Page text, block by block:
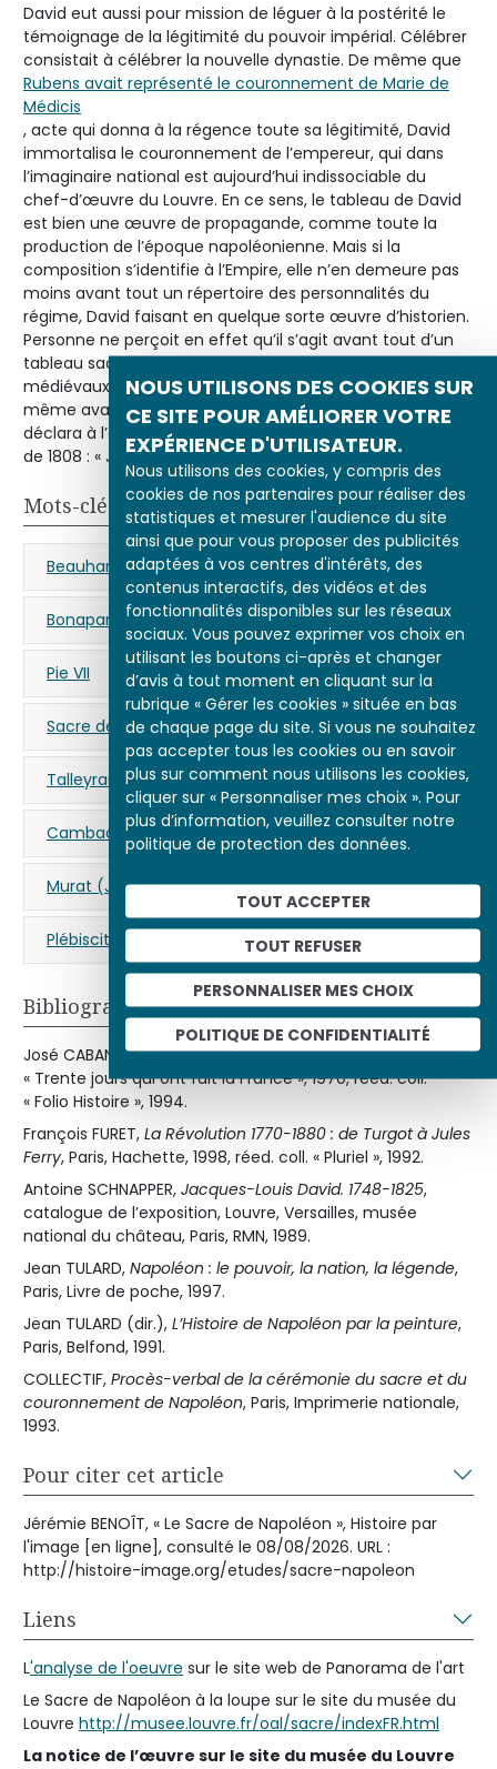
NOUS UTILISONS DES COOKIES SUR
CE SITE POUR AMÉLIORER VOTRE
EXPÉRIENCE D'UTILISATEUR.
Nous utilisons des cookies, y compris des
cookies de nos partenaires pour réaliser des
statistiques et mesurer l'audience du site
ainsi que pour vous proposer des publicités
adaptées à vos centres d'intérêts, des
contenus interactifs, des vidéos et des
fonctionnalités disponibles sur les réseaux
sociaux. Vous pouvez exprimer vos choix en
utilisant les boutons ci-après et changer
d’avis à tout moment en cliquant sur la
rubrique « Gérer les cookies » située en bas
de chaque page du site. Si vous ne souhaitez
pas accepter tous les cookies ou en savoir
plus sur comment nous utilisons les cookies,
cliquer sur « Personnaliser mes choix ». Pour
plus d’information, veuillez consulter notre
politique de protection des données.
TOUT ACCEPTER
TOUT REFUSER
PERSONNALISER MES CHOIX
POLITIQUE DE CONFIDENTIALITÉ
David eut aussi pour mission de léguer à la postérité le
témoignage de la légitimité du pouvoir impérial. Célébrer
consistait à célébrer la nouvelle dynastie. De même que
Rubens avait représenté le couronnement de Marie de
Médicis
, acte qui donna à la régence toute sa légitimité, David
immortalisa le couronnement de l’empereur, qui dans
l’imaginaire national est aujourd’hui indissociable du
chef-d’œuvre du Louvre. En ce sens, le tableau de David
est bien une œuvre de propagande, comme toute la
production de l’époque napoléonienne. Mais si la
composition s’identifie à l’Empire, elle n’en demeure pas
moins avant tout un répertoire des personnalités du
régime, David faisant en quelque sorte œuvre d’historien.
Personne ne perçoit en effet qu’il s’agit avant tout d’un
tableau sacré, à l’égal des représentations des souverains
médiévaux peints dans les manuscrits. Napoléon lui-
même avait dû pressentir le tour de force puisqu’il
déclara à l’auteur lors de l’exposition de l’œuvre au Salon
de 1808 : « Je vous salue, David. »
Mots-clés
Beauharnais (Joséphine de)
Bonaparte (Napoléon) Notre-Dame de Paris
Pie VII propagande napoléonienne
Sacre de Napoléon Ier
Talleyrand-Périgord (Charles-Maurice de)
Cambacérès (Jean-Jacques-Régis de)
Murat (Joachim) Premier Empire
Plébiscite
Bibliographie
José CABANIS,Le Sacre de Napoléon, Paris, Gallimard, coll.
« Trente jours qui ont fait la France », 1970, réed. coll.
« Folio Histoire », 1994.
François FURET, La Révolution 1770-1880 : de Turgot à Jules
Ferry, Paris, Hachette, 1998, réed. coll. « Pluriel », 1992.
Antoine SCHNAPPER, Jacques-Louis David. 1748-1825,
catalogue de l’exposition, Louvre, Versailles, musée
national du château, Paris, RMN, 1989.
Jean TULARD, Napoléon : le pouvoir, la nation, la légende,
Paris, Livre de poche, 1997.
Jean TULARD (dir.), L’Histoire de Napoléon par la peinture,
Paris, Belfond, 1991.
COLLECTIF, Procès-verbal de la cérémonie du sacre et du
couronnement de Napoléon, Paris, Imprimerie nationale,
1993.
Pour citer cet article
Jérémie BENOÎT, « Le Sacre de Napoléon », Histoire par
l'image [en ligne], consulté le 08/08/2026. URL :
http://histoire-image.org/etudes/sacre-napoleon
Liens
L'analyse de l'oeuvre sur le site web de Panorama de l'art
Le Sacre de Napoléon à la loupe sur le site du musée du
Louvre http://musee.louvre.fr/oal/sacre/indexFR.html
La notice de l’œuvre sur le site du musée du Louvre